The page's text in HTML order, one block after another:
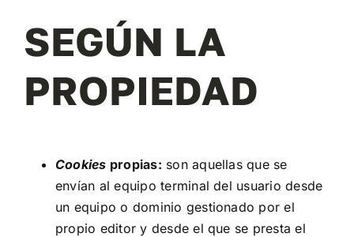
SEGÚN LA
PROPIEDAD
Cookies propias: son aquellas que se
envían al equipo terminal del usuario desde
un equipo o dominio gestionado por el
propio editor y desde el que se presta el